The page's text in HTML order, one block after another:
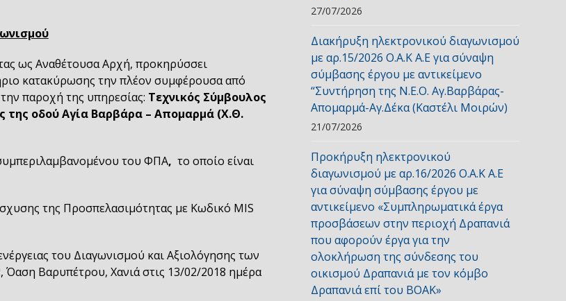
ως Αναθέτουσα Αρχή, προκηρύσσει
κατακύρωσης την πλέον συμφέρουσα από
παροχή της υπηρεσίας: Τεχνικός Σύμβουλος
της οδού Αγία Βαρβάρα – Απομαρμά (Χ.Θ.
του ΦΠΑ, το οποίο είναι
της Προσπελασιμότητας με Κωδικό MIS
του Διαγωνισμού και Αξιολόγησης των
Βαρυπέτρου, Χανιά στις 13/02/2018 ημέρα
27/07/2026
Διακήρυξη ηλεκτρονικού διαγωνισμού
με αρ.15/2026 Ο.Α.Κ Α.Ε για σύναψη
σύμβασης έργου με αντικείμενο
“Συντήρηση της Ν.Ε.Ο. Αγ.Βαρβάρας-
Απομαρμά-Αγ.Δέκα (Καστέλι Μοιρών)
21/07/2026
Προκήρυξη ηλεκτρονικού
διαγωνισμού με αρ.16/2026 Ο.Α.Κ Α.Ε
για σύναψη σύμβασης έργου με
αντικείμενο «Συμπληρωματικά έργα
προσβάσεων στην περιοχή Δραπανιά
που αφορούν έργα για την
ολοκλήρωση της σύνδεσης του
οικισμού Δραπανιά με τον κόμβο
Δραπανιά επί του ΒΟΑΚ»